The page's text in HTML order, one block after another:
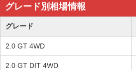
グレード別相場情報
グレード
2.0 GT 4WD
2.0 GT DIT 4WD